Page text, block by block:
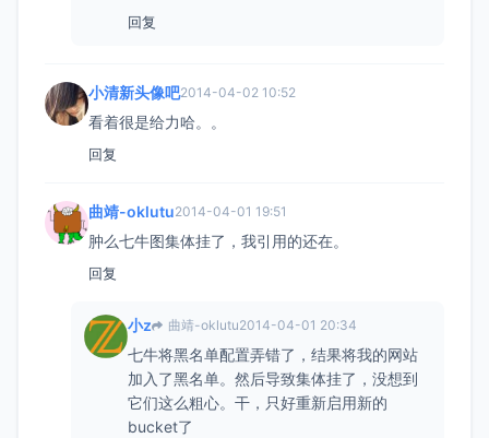
回复
小清新头像吧2014-04-02 10:52
看着很是给力哈。。
回复
曲靖-oklutu2014-04-01 19:51
肿么七牛图集体挂了，我引用的还在。
回复
小z 曲靖-oklutu2014-04-01 20:34
七牛将黑名单配置弄错了，结果将我的网站
加入了黑名单。然后导致集体挂了，没想到
它们这么粗心。干，只好重新启用新的
bucket了